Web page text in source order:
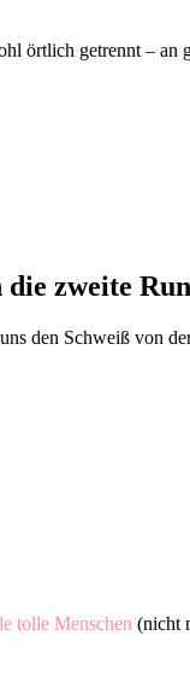
örtlich getrennt – an
zweite
den Schweiß von
tolle Menschen (nicht